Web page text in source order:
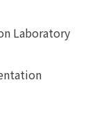
Laboratory